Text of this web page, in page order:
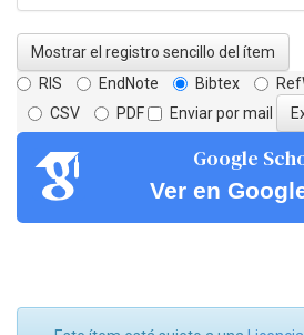
Mostrar el registro sencillo del ítem
RIS
EndNote Bibtex
CSV
PDF Enviar por mail
Google
Ver en